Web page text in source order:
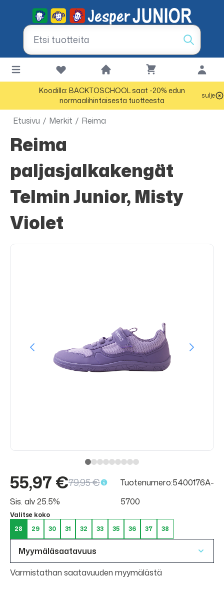
Koodilla: BACKTOSCHOOL saat -20% edun
normaalihintaisesta tuotteesta
sulje
Etusivu / Merkit / Reima
Reima
paljasjalkakengät
Telmin Junior, Misty
Violet
55,97 €79,95 €
Sis. alv 25.5%
Tuotenumero:5400176A-
5700
Valitse koko
28
29 30 31 32 33 35 36 37 38
Myymäläsaatavuus
Varmistathan saatavuuden myymälästä